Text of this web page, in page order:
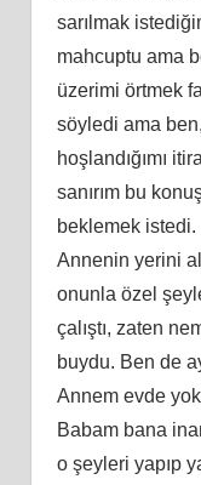
sarılmak
mahcuptu ama
üzerimi örtmek
söyledi ama
hoşlandığımı
sanırım bu
beklemek istedi.
Annenin yerini
onunla özel
çalıştı, zaten
buydu. Ben de
Annem evde
Babam bana
o şeyleri yapıp